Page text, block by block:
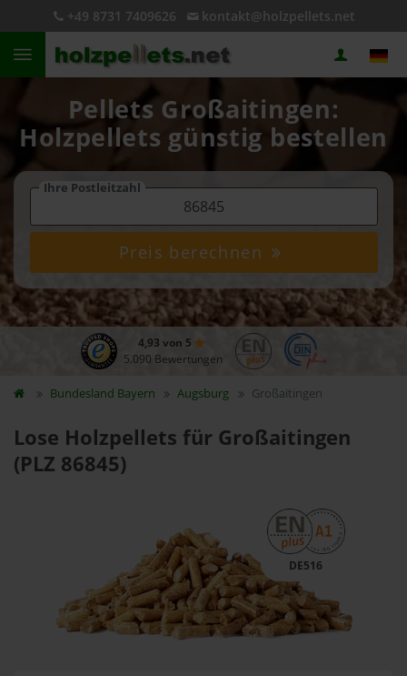
+49 8731 7409626 kontakt@holzpellets.net
Pellets Großaitingen:
Holzpellets günstig bestellen
Ihre Postleitzahl
Preis berechnen
4,93 von 5
5.090 Bewertungen
Bundesland Bayern Augsburg Großaitingen
Lose Holzpellets für Großaitingen
(PLZ 86845)
DE516